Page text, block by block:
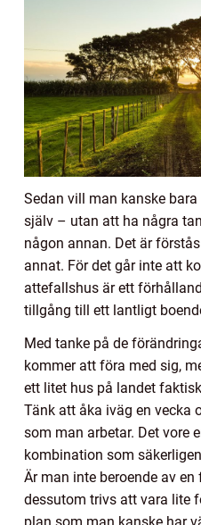
Sedan vill man kanske
själv – utan att ha några
någon annan. Det är
annat. För det går inte att
attefallshus är ett
tillgång till ett lantligt
Med tanke på de
kommer att föra med sig,
ett litet hus på landet
Tänk att åka iväg en vecka
som man arbetar. Det vore
kombination som
Är man inte beroende av
dessutom trivs att vara lite
plan som man kanske har